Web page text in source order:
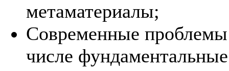
метаматериалы;
Современные
числе